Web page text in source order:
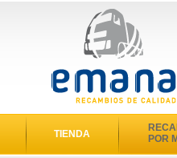
TIENDA
POR